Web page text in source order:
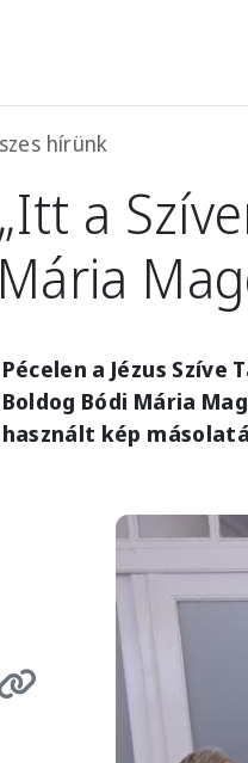
hírünk
„Itt a
Mária
Pécelen a Jézus
Boldog Bódi Mária
használt kép
Image